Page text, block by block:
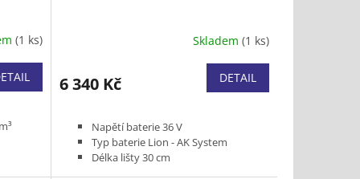
(1 ks) Skladem (1 ks)
6 340 Kč DETAIL
Napětí baterie 36 V
Typ baterie Lion - AK System
Délka lišty 30 cm